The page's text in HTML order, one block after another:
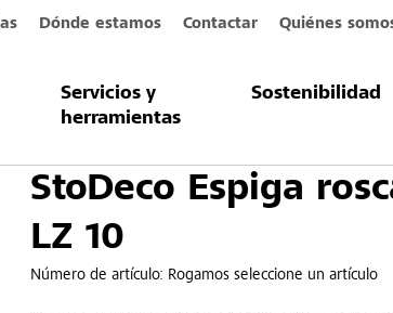
Dónde estamos Contactar Quiénes
Servicios y
herramientas
Sostenibilidad
LZ 10
StoDeco Espiga
LZ 10
Número de artículo: Rogamos seleccione un artículo